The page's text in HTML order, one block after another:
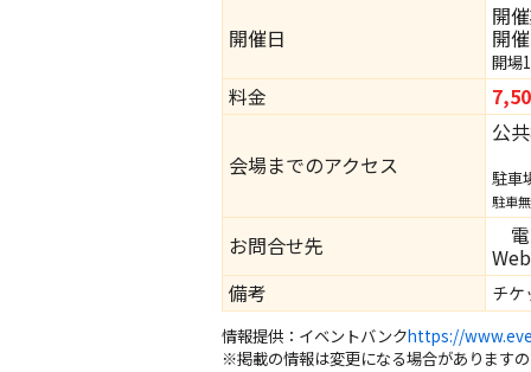
開催日
開
開
開場
料金
会場までのアクセス
公
駐車
駐車
お問合せ先 電
備考
チケ
情報提供：イベントバンクhttps://
※掲載の情報は変更になる場合があります